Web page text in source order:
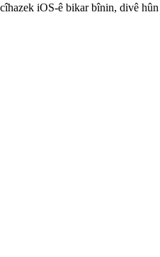
cîhazek iOS-ê bikar bînin, divê hûn